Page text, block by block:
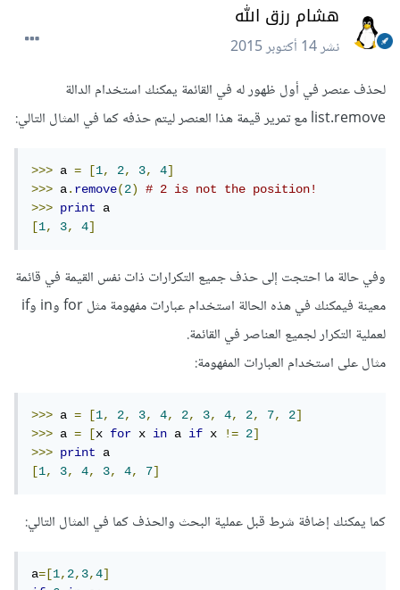
هشام رزق الله
نشر14 أكتوبر 2015
لحذف عنصر في أول ظهور له في القائمة يمكنك استخدام الدالة
list.remove مع تمرير قيمة هذا العنصر ليتم حذفه كما في المثال التالي:
>>> a = [1, 2, 3, 4]
>>> a.remove(2)
# 2 is not the position!
>>>
print
[1, 3, 4]
وفي حالة ما احتجت إلى حذف جميع التكرارات ذات نفس القيمة في قائمة
معينة فيمكنك في هذه الحالة استخدام عبارات مفهومة مثل for وin وif
لعملية التكرار لجميع العناصر في القائمة.
مثال على استخدام العبارات المفهومة:
>>> a = [1, 2, 3, 4, 2, 3, 4, 2, 7, 2]
>>> a = [x for x in a if x != 2]
>>>
print
[1, 3, 4, 3, 4, 7]
كما يمكنك إضافة شرط قبل عملية البحث والحذف كما في المثال التالي:
a=[1,2,3,4]